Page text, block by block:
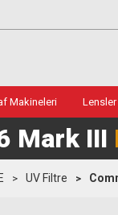
Makineleri Lensler
Mark III
UV Filtre